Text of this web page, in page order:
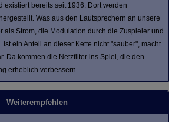
existiert bereits seit 1936. Dort werden
Was aus den Lautsprechern an unsere
als Strom, die Modulation durch die Zuspieler und
ein Anteil an dieser Kette nicht "sauber", macht
Da kommen die Netzfilter ins Spiel, die den
erheblich verbessern.
Weiterempfehlen